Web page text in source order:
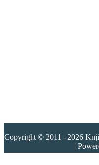
Copyright © 2011 - 2026
|